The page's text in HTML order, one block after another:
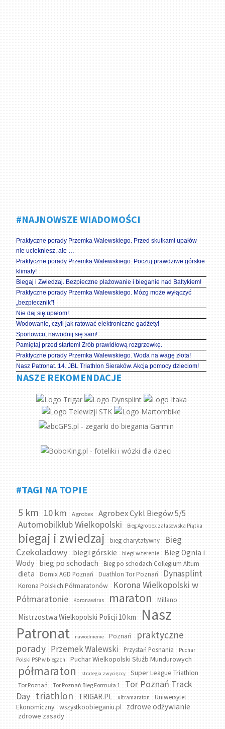
#NAJNOWSZE WIADOMOŚCI
Praktyczne porady Przemka Walewskiego. Przed skutkami upałów
nie uciekniesz, ale …
Praktyczne porady Przemka Walewskiego. Poczuj prawdziwe górskie
klimaty!
Biegaj i Zwiedzaj. Bezpieczne plażowanie i bieganie nad Bałtykiem!
Praktyczne porady Przemka Walewskiego. Mózg może wyłączyć
„bezpiecznik”!
Nie daj się upałom!
Wodowanie, czyli jak ratować elektroniczne gadżety!
Sportowcu, nawodnij się sam!
Pamiętaj przed startem! Zrób prawidłową rozgrzewkę.
Praktyczne porady Przemka Walewskiego. Woda na wagę złota!
Nasz Patronat. 14. JBL Triathlon Sieraków. Akcja pomocy dzieciom!
NASZE REKOMENDACJE
#TAGI NA TOPIE
5 km 10 km Agrobex Agrobex Cykl Biegów 5/5
Automobilklub Wielkopolski Bieg Agrobex zalasewska Piątka
biegaj i zwiedzaj bieg charytatywny
Bieg
Czekoladowy
biegi górskie biegi w terenie
Bieg Ognia i
Wody bieg po schodach Bieg po schodach Collegium Altum
dieta Domix AGD Poznań Duathlon Tor Poznań Dynasplint
Korona Polskich Półmaratonów
Korona Wielkopolski w
Półmaratonie
Koronawirus maraton Millano
Mistrzostwa Wielkopolski Policji 10 km
Nasz
Patronat
nawodnienie Poznań
praktyczne
porady Przemek Walewski Przystań Posnania
Puchar
Polski PSP w biegach
Puchar Wielkopolski Służb Mundurowych
półmaraton strategia zwycięzcy Super League Triathlon
Tor Poznań Tor Poznań Bieg Formuła 1
Tor Poznań Track
Day triathlon TRIGAR.PL ultramaraton
Uniwersytet
Ekonomiczny
wszystkoobieganiu.pl zdrowe odżywianie
zdrowe zasady